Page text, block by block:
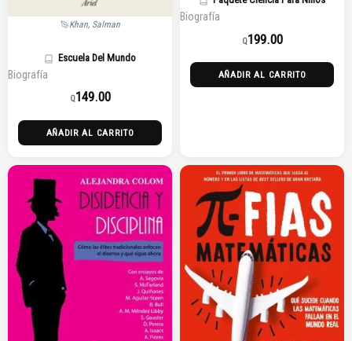
Khan, Salman
Escuela Del Mundo
Biografía
Q149.00
AÑADIR AL CARRITO
Biografía
Q199.00
AÑADIR AL CARRITO